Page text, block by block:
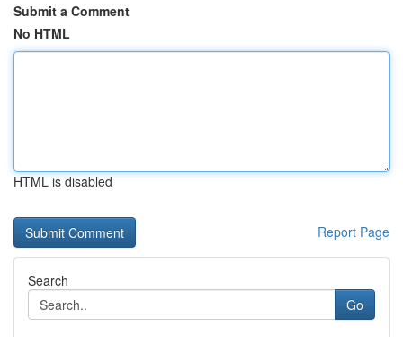
Submit a Comment
No HTML
HTML is disabled
Report Page
Search
Go